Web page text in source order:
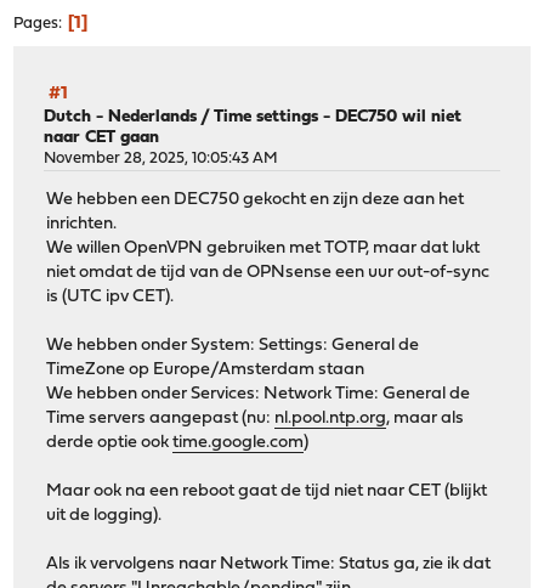
Pages 1
#1
Dutch - Nederlands /Time settings - DEC750 wil niet
naar CET gaan
November 28, 2025, 10:05:43 AM
We hebben een DEC750 gekocht en zijn deze aan het
inrichten.
We willen OpenVPN gebruiken met TOTP, maar dat lukt
niet omdat de tijd van de OPNsense een uur out-of-sync
is (UTC ipv CET).
We hebben onder System: Settings: General de
TimeZone op Europe/Amsterdam staan
We hebben onder Services: Network Time: General de
Time servers aangepast (nu: nl.pool.ntp.org, maar als
derde optie ooktime.google.com)
Maar ook na een reboot gaat de tijd niet naar CET (blijkt
uit de logging).
Als ik vervolgens naar Network Time: Status ga, zie ik dat